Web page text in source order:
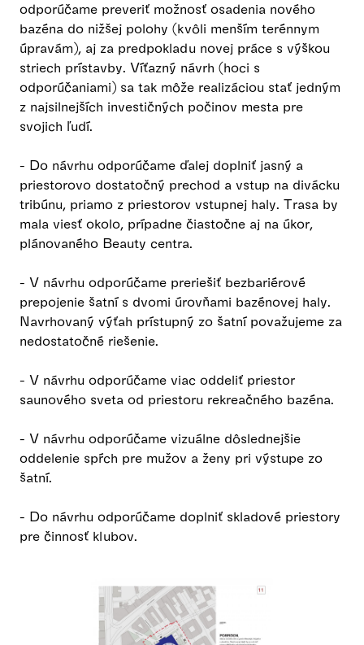
odporúčame preveriť možnosť osadenia nového
bazéna do nižšej polohy (kvôli menším terénnym
úpravám), aj za predpokladu novej práce s výškou
striech prístavby. Víťazný návrh (hoci s
odporúčaniami) sa tak môže realizáciou stať jedným
z najsilnejších investičných počinov mesta pre
svojich ľudí.
- Do návrhu odporúčame ďalej doplniť jasný a
priestorovo dostatočný prechod a vstup na divácku
tribúnu, priamo z priestorov vstupnej haly. Trasa by
mala viesť okolo, prípadne čiastočne aj na úkor,
plánovaného Beauty centra.
- V návrhu odporúčame preriešiť bezbariérové
prepojenie šatní s dvomi úrovňami bazénovej haly.
Navrhovaný výťah prístupný zo šatní považujeme za
nedostatočné riešenie.
- V návrhu odporúčame viac oddeliť priestor
saunového sveta od priestoru rekreačného bazéna.
- V návrhu odporúčame vizuálne dôslednejšie
oddelenie spŕch pre mužov a ženy pri výstupe zo
šatní.
- Do návrhu odporúčame doplniť skladové priestory
pre činnosť klubov.